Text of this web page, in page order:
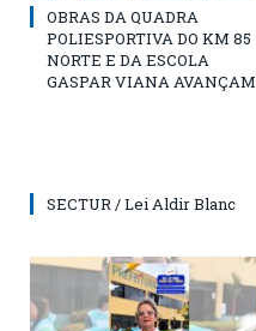
OBRAS DA QUADRA
POLIESPORTIVA DO KM 85
NORTE E DA ESCOLA
GASPAR VIANA AVANÇAM
SECTUR / Lei Aldir Blanc